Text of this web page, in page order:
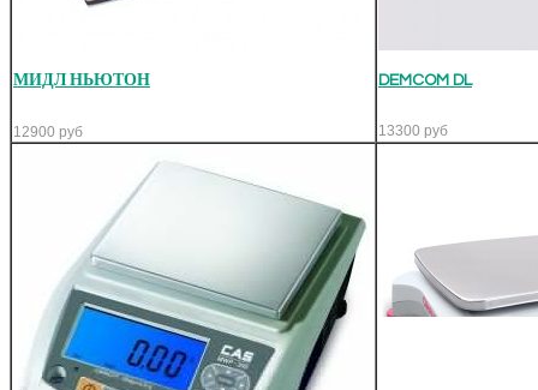
МИДЛ НЬЮТОН
12900 руб
DEMCOM DL
13300 руб